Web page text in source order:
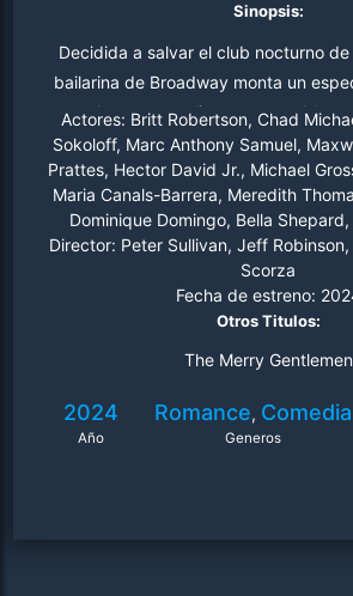
Sinopsis:
Decidida a salvar el club nocturno
bailarina de Broadway monta un
con elenco masculino en su pueblo...
perfecto.
Actores: Britt Robertson, Chad
Sokoloff, Marc Anthony Samuel,
Prattes, Hector David Jr., Michael
Maria Canals-Barrera, Meredith
Dominique Domingo, Bella
Director: Peter Sullivan, Jeff
Scorza
Fecha de estreno:
Otros Titulos:
The Merry Gentlemen
2024
Año
Romance, Comedia
Generos